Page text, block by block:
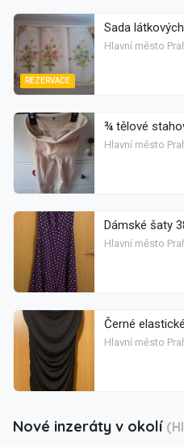
REZERVACE
Sada
Hlavní město
¾
Hlavní město
Dámské šaty
Hlavní město
Černé
Hlavní město
Nové inzeráty v okolí